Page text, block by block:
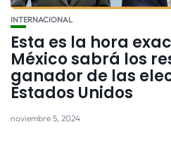
INTERNACIONAL
Esta es la hora
México sabrá los
ganador de las
Estados Unidos
noviembre 5, 2024